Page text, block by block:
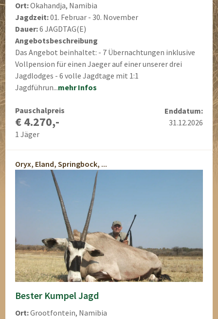
Ort:Okahandja, Namibia
Jagdzeit:01. Februar - 30. November
Dauer:6 JAGDTAG(E)
Angebotsbeschreibung
Das Angebot beinhaltet: - 7 Übernachtungen inklusive
Vollpension für einen Jaeger auf einer unserer drei
Jagdlodges - 6 volle Jagdtage mit 1:1
Jagdführun...mehr Infos
Pauschalpreis
€ 4.270,-
1 Jäger
Enddatum:
31.12.2026
Oryx, Eland, Springbock, ...
Bester Kumpel Jagd
Ort:Grootfontein, Namibia